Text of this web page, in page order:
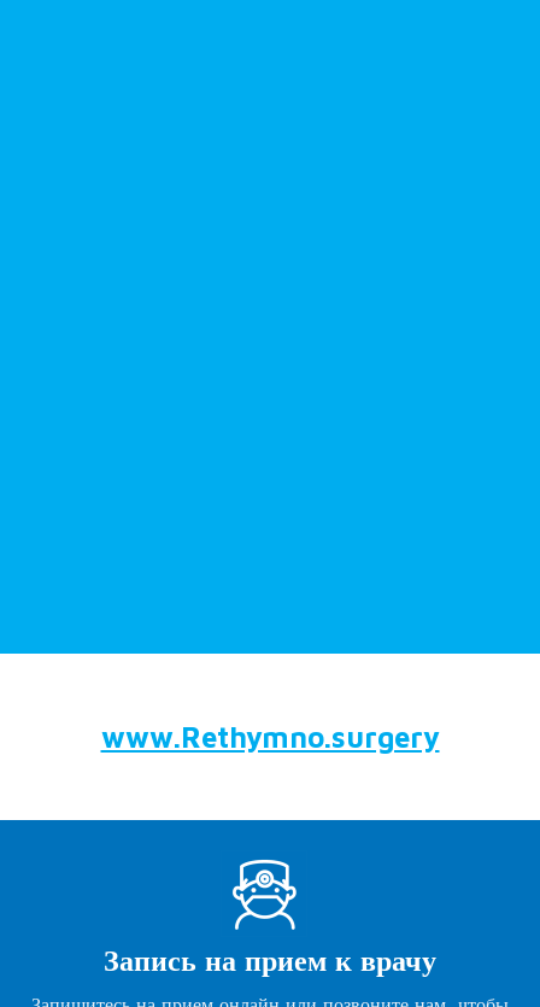
www.Rethymno.surgery
Запись на прием к врачу